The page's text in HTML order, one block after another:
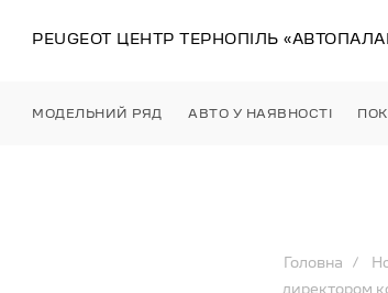
PEUGEOT ЦЕНТР ТЕРНОПІЛЬ
МОДЕЛЬНИЙ РЯД АВТО У НАЯВНОСТІ
Головна
директором